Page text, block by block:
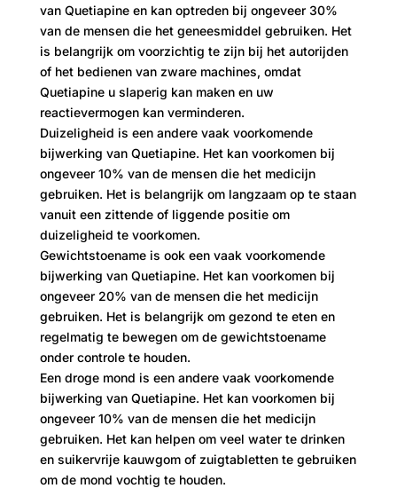
van Quetiapine en kan optreden bij ongeveer 30%
van de mensen die het geneesmiddel gebruiken. Het
is belangrijk om voorzichtig te zijn bij het autorijden
of het bedienen van zware machines, omdat
Quetiapine u slaperig kan maken en uw
reactievermogen kan verminderen.
Duizeligheid is een andere vaak voorkomende
bijwerking van Quetiapine. Het kan voorkomen bij
ongeveer 10% van de mensen die het medicijn
gebruiken. Het is belangrijk om langzaam op te staan
​​vanuit een zittende of liggende positie om
duizeligheid te voorkomen.
Gewichtstoename is ook een vaak voorkomende
bijwerking van Quetiapine. Het kan voorkomen bij
ongeveer 20% van de mensen die het medicijn
gebruiken. Het is belangrijk om gezond te eten en
regelmatig te bewegen om de gewichtstoename
onder controle te houden.
Een droge mond is een andere vaak voorkomende
bijwerking van Quetiapine. Het kan voorkomen bij
ongeveer 10% van de mensen die het medicijn
gebruiken. Het kan helpen om veel water te drinken
en suikervrije kauwgom of zuigtabletten te gebruiken
om de mond vochtig te houden.